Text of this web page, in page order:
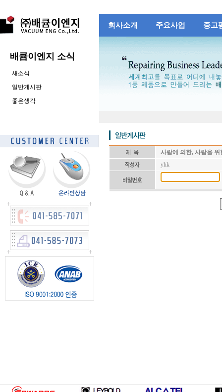
회사소개 주요사업 중고
배큠이엔지 소식
새소식
일반게시판
좋은생각
사람에 의한, 사람을 위
yhk